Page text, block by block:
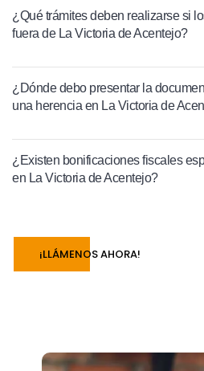
¿Qué trámites deben realizarse si
fuera de La Victoria de Acentejo?
¿Dónde debo presentar la
una herencia en La Victoria de
¿Existen bonificaciones fiscales
en La Victoria de Acentejo?
¡LLÁMENOS AHORA!